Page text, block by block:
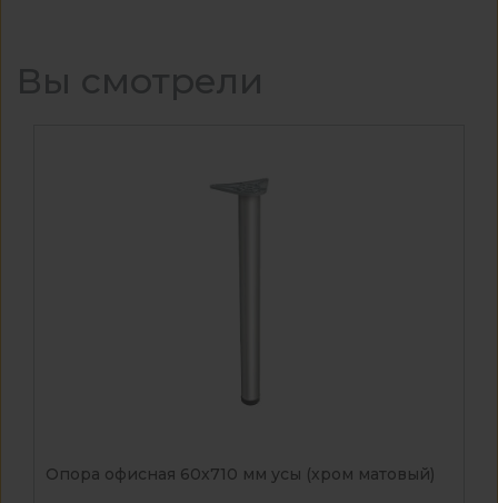
Вы смотрели
Опора офисная 60х710 мм усы (хром матовый)